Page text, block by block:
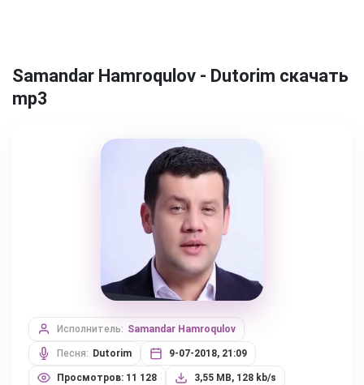
Samandar Hamroqulov - Dutorim скачать
mp3
Исполнитель: Samandar Hamroqulov
Песня: Dutorim 9-07-2018, 21:09
Просмотров: 11 128 3,55 MB, 128 kb/s